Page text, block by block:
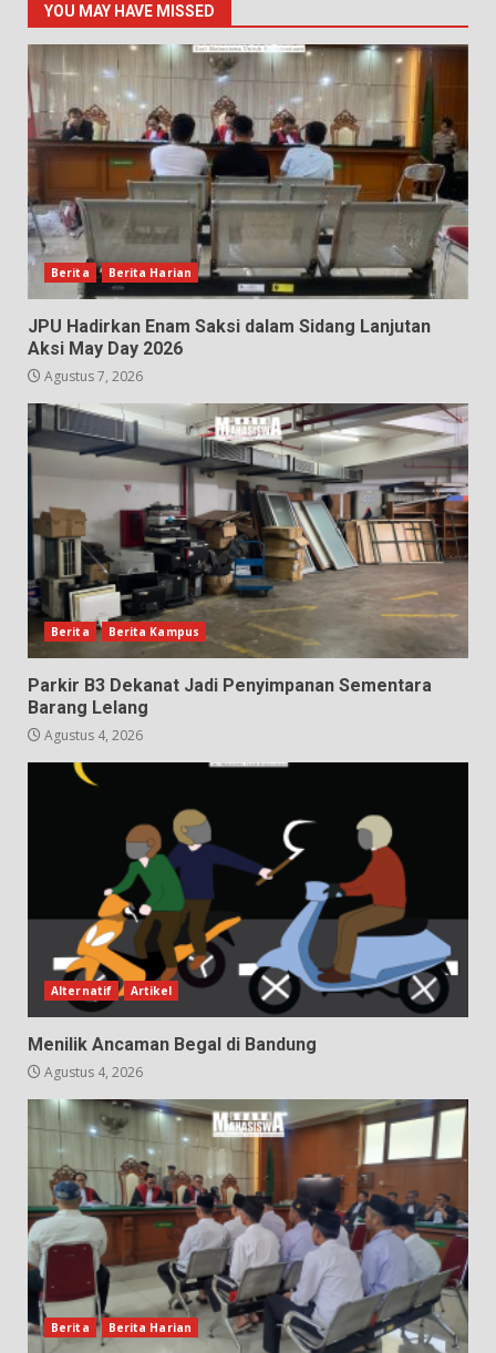
YOU MAY HAVE MISSED
Berita Berita Harian
JPU Hadirkan Enam Saksi dalam Sidang Lanjutan
Aksi May Day 2026
Agustus 7, 2026
Berita Berita Kampus
Parkir B3 Dekanat Jadi Penyimpanan Sementara
Barang Lelang
Agustus 4, 2026
Alternatif Artikel
Menilik Ancaman Begal di Bandung
Agustus 4, 2026
Berita Berita Harian